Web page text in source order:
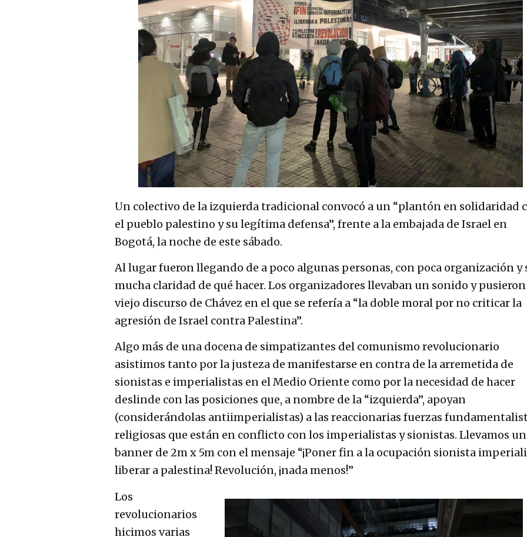
Un colectivo de la izquierda tradicional convocó a un “plantón en solidaridad
el pueblo palestino y su legítima defensa”, frente a la embajada de Israel en
Bogotá, la noche de este sábado.
Al lugar fueron llegando de a poco algunas personas, con poca organización y
mucha claridad de qué hacer. Los organizadores llevaban un sonido y
viejo discurso de Chávez en el que se refería a “la doble moral por no criticar la
agresión de Israel contra Palestina”.
Algo más de una docena de simpatizantes del comunismo revolucionario
asistimos tanto por la justeza de manifestarse en contra de la arremetida de
sionistas e imperialistas en el Medio Oriente como por la necesidad de hacer
deslinde con las posiciones que, a nombre de la “izquierda”, apoyan
(considerándolas antiimperialistas) a las reaccionarias fuerzas
religiosas que están en conflicto con los imperialistas y sionistas. Llevamos un
banner de 2m x 5m con el mensaje “¡Poner fin a la ocupación sionista
liberar a palestina! Revolución, ¡nada menos!”
Los
revolucionarios
hicimos varias